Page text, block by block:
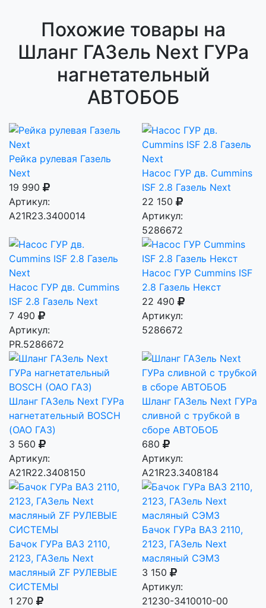
Похожие товары на
Шланг ГАЗель Next ГУРа
нагнетательный
АВТОБОБ
Рейка рулевая Газель
Next
19 990
Артикул:
А21R23.3400014
Насос ГУР дв. Cummins
ISF 2.8 Газель Next
22 150
Артикул:
5286672
Насос ГУР дв. Cummins
ISF 2.8 Газель Next
7 490
Артикул:
PR.5286672
Насос ГУР Cummins ISF
2.8 Газель Некст
22 490
Артикул:
5286672
Шланг ГАЗель Next ГУРа
нагнетательный BOSCH
(ОАО ГАЗ)
3 560
Артикул:
А21R22.3408150
Шланг ГАЗель Next ГУРа
сливной с трубкой в
сборе АВТОБОБ
680
Артикул:
A21R23.3408184
Бачок ГУРа ВАЗ 2110,
2123, ГАЗель Next
масляный ZF РУЛЕВЫЕ
СИСТЕМЫ
1 270
Бачок ГУРа ВАЗ 2110,
2123, ГАЗель Next
масляный СЭМЗ
3 150
Артикул:
21230-3410010-00